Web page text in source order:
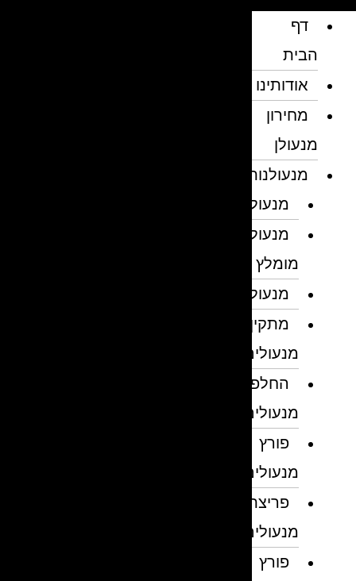
דף
הבית
אודותינו
מחירון
מנעולן
מנעולנות
מנעולן
מנעולן
מומלץ
מנעולנים
מתקין
מנעולים
החלפת
מנעולים
פורץ
מנעולים
פריצת
מנעולים
פורץ